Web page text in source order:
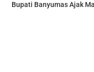
Bupati Banyumas Ajak